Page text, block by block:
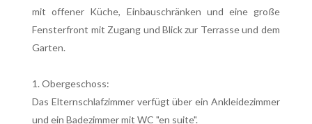
mit offener Küche, Einbauschränken und eine große
Fensterfront mit Zugang und Blick zur Terrasse und dem
Garten.
1. Obergeschoss:
Das Elternschlafzimmer verfügt über ein Ankleidezimmer
und ein Badezimmer mit WC "en suite".